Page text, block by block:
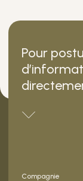
Pour
Compagnie